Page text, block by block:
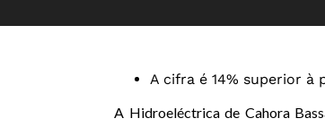
A cifra é 14% superior
A Hidroeléctrica de Cahora